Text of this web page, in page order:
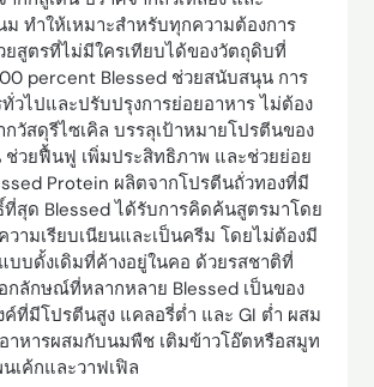
ทำให้เหมาะสำหรับทุกความต้องการ
ยสูตรที่ไม่มีใครเทียบได้ของวัตถุดิบที่
percent Blessed ช่วยสนับสนุน การ
วไปและปรับปรุงการย่อยอาหาร ไม่ต้อง
กวัสดุรีไซเคิล บรรลุเป้าหมายโปรตีนของ
วยฟื้นฟู เพิ่มประสิทธิภาพ และช่วยย่อย
Protein ผลิตจากโปรตีนถั่วทองที่มี
สุด Blessed ได้รับการคิดค้นสูตรมาโดย
วามเรียบเนียนและเป็นครีม โดยไม่ต้องมี
บดั้งเดิมที่ค้างอยู่ในคอ ด้วยรสชาติที่
กลักษณ์ที่หลากหลาย Blessed เป็นของ
ค์ที่มีโปรตีนสูง แคลอรี่ต่ำ และ GI ต่ำ ผสม
าหารผสมกับนมพืช เติมข้าวโอ๊ตหรือสมูท
เค้กและวาฟเฟิล